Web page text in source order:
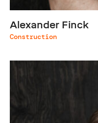
Alexander Finck
Construction